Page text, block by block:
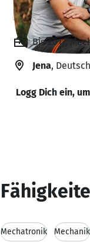
Eric Orwat
Bis 2017,
Jena,
Logg Dich ein,
Mechatronik Mechanik